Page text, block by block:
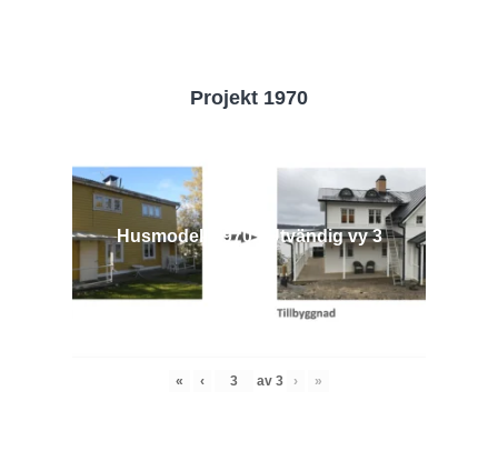
Projekt 1970
Husmodell 1970 - Utvändig vy 3
« ‹ av 3 › »